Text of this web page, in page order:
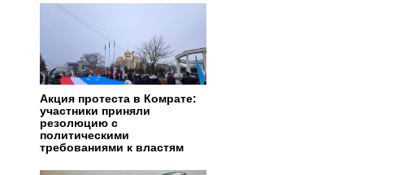
Акция протеста в Комрате:
участники приняли
резолюцию с
политическими
требованиями к властям